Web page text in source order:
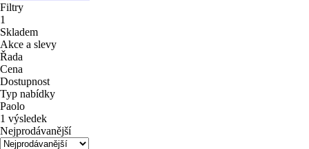
Filtry
1
Skladem
Akce a slevy
Řada
Cena
Dostupnost
Typ nabídky
Paolo
1 výsledek
Nejprodávanější